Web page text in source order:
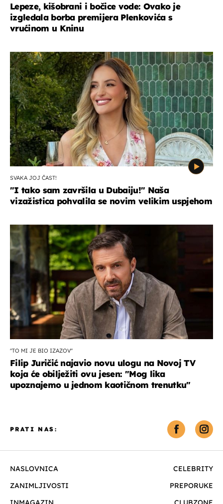
Lepeze, kišobrani i bočice vode: Ovako je
izgledala borba premijera Plenkovića s
vrućinom u Kninu
SVAKA JOJ ČAST!
"I tako sam završila u Dubaiju!" Naša
vizažistica pohvalila se novim velikim uspjehom
''TO MI JE BIO IZAZOV''
Filip Juričić najavio novu ulogu na Novoj TV
koja će obilježiti ovu jesen: ''Mog lika
upoznajemo u jednom kaotičnom trenutku''
NASLOVNICA
CELEBRITY
ZANIMLJIVOSTI
PREPORUKE
PRATI NAS: